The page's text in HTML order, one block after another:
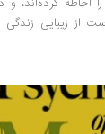
از زیبایی زندگی